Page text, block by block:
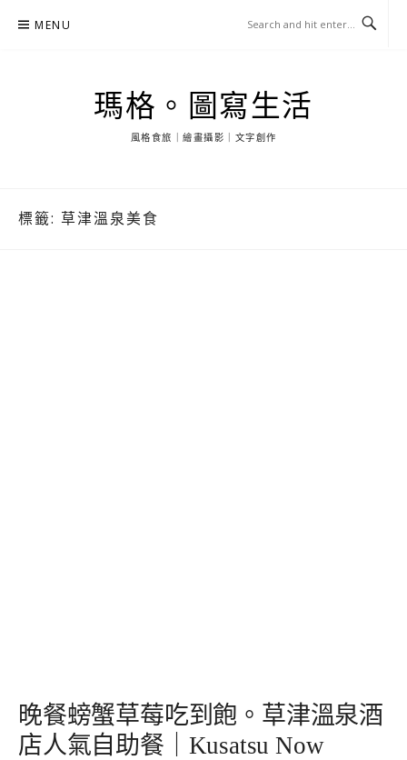
MENU
瑪格。圖寫生活
風格食旅｜繪畫攝影｜文字創作
標籤: 草津溫泉美食
晚餐螃蟹草莓吃到飽。草津溫泉酒
店人氣自助餐｜Kusatsu Now